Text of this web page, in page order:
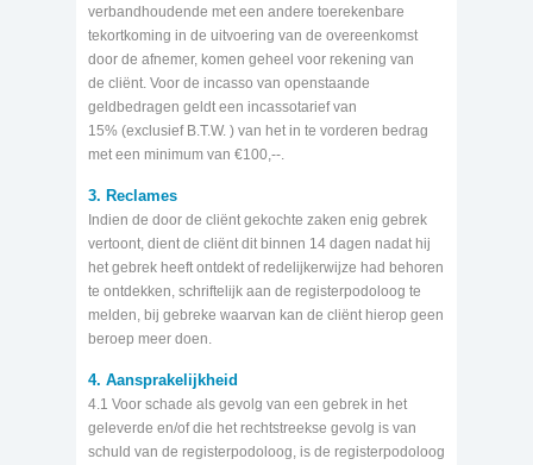
verbandhoudende met een andere toerekenbare
tekortkoming in de uitvoering van de overeenkomst
door de afnemer, komen geheel voor rekening van
de cliënt. Voor de incasso van openstaande
geldbedragen geldt een incassotarief van
15% (exclusief B.T.W. ) van het in te vorderen bedrag
met een minimum van €100,--.
3. Reclames
Indien de door de cliënt gekochte zaken enig gebrek
vertoont, dient de cliënt dit binnen 14 dagen nadat hij
het gebrek heeft ontdekt of redelijkerwijze had behoren
te ontdekken, schriftelijk aan de registerpodoloog te
melden, bij gebreke waarvan kan de cliënt hierop geen
beroep meer doen.
4. Aansprakelijkheid
4.1 Voor schade als gevolg van een gebrek in het
geleverde en/of die het rechtstreekse gevolg is van
schuld van de registerpodoloog, is de registerpodoloog